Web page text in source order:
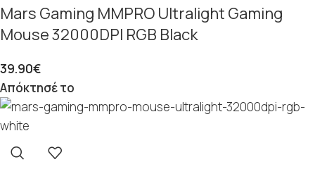
Mars Gaming MMPRO Ultralight Gaming
Mouse 32000DPI RGB Black
39.90€
Απόκτησέ το